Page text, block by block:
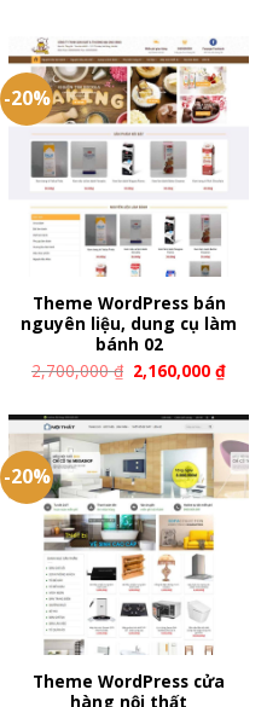
-20%
Theme WordPress bán
nguyên liệu, dung cụ làm
bánh 02
2,700,000₫ 2,160,000₫
-20%
Theme WordPress cửa
hàng nội thất